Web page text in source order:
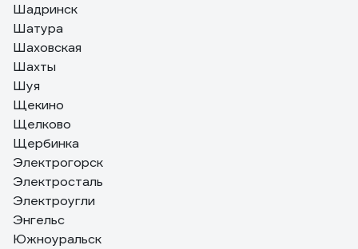
Шадринск
Шатура
Шаховская
Шахты
Шуя
Щекино
Щелково
Щербинка
Электрогорск
Электросталь
Электроугли
Энгельс
Южноуральск